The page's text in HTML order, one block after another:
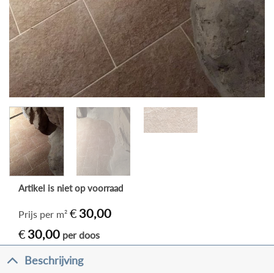
Prijs per m² € 30,00
€ 30,00 per doos
Artikel is niet op voorraad
Beschrijving